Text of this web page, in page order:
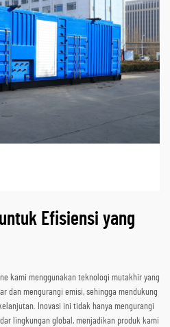
Efisiensi yang
kami menggunakan teknologi mutakhir yang
dan mengurangi emisi, sehingga mendukung
Inovasi ini tidak hanya mengurangi
lingkungan global, menjadikan produk kami